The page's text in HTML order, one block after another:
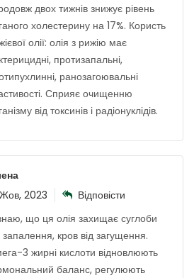
двох тижнів знижує рівень
холестерину на 17%. Користь
олії: олія з рижію має
протизапальні,
ранозагоювальні
Сприяє очищенню
від токсинів і радіонуклідів.
2023
Відповісти
що ця олія захищає суглоби
запалення, кров від загущення.
3 жирні кислоти відновлюють
баланс, регулюють